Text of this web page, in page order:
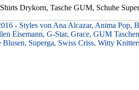
Drykorn, Tasche GUM, Schuhe